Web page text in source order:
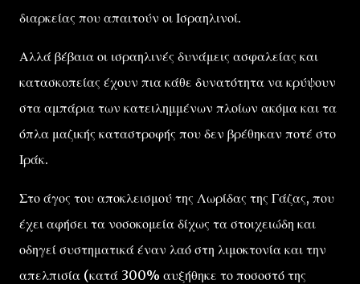
διαρκείας που απαιτούν οι Ισραηλινοί.
Αλλά βέβαια οι ισραηλινές δυνάμεις ασφαλείας και
κατασκοπείας έχουν πια κάθε δυνατότητα να κρύψουν
στα αμπάρια των κατειλημμένων πλοίων ακόμα και τα
όπλα μαζικής καταστροφής που δεν βρέθηκαν ποτέ στο
Ιράκ.
Στο άγος του αποκλεισμού της Λωρίδας της Γάζας, που
έχει αφήσει τα νοσοκομεία δίχως τα στοιχειώδη και
οδηγεί συστηματικά έναν λαό στη λιμοκτονία και την
απελπισία (κατά 300% αυξήθηκε το ποσοστό της